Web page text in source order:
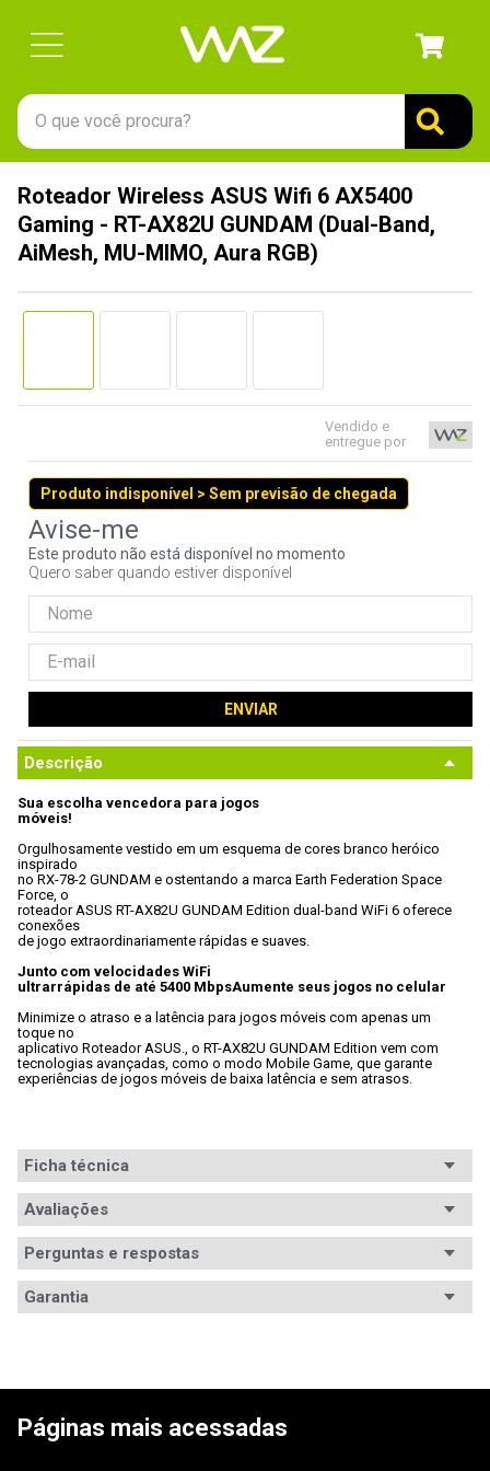
O que você procura?
Roteador Wireless ASUS Wifi 6 AX5400
Gaming - RT-AX82U GUNDAM (Dual-Band,
AiMesh, MU-MIMO, Aura RGB)
Vendido e
entregue por
Produto indisponível > Sem previsão de chegada
Este produto não está disponível no momento
Quero saber quando estiver disponível
ENVIAR
Descrição
Sua escolha vencedora para jogos
móveis!
Orgulhosamente vestido em um esquema de cores branco heróico
inspirado
no RX-78-2 GUNDAM e ostentando a marca Earth Federation Space
Force, o
roteador ASUS RT-AX82U GUNDAM Edition dual-band WiFi 6 oferece
conexões
de jogo extraordinariamente rápidas e suaves.
Junto com velocidades WiFi
ultrarrápidas de até 5400 MbpsAumente seus jogos no celular
Minimize o atraso e a latência para jogos móveis com apenas um
toque no
aplicativo Roteador ASUS., o RT-AX82U GUNDAM Edition vem com
tecnologias avançadas, como o modo Mobile Game, que garante
experiências de jogos móveis de baixa latência e sem atrasos.
Ficha técnica
Conteúdo da
embalagem
1x Cabo de rede
1x Adaptador de energia
1x Cartão de garantia
1x Guia de início rápido
Antena Externa Fixa
Criptografia
WPA, WPA2, WPA2-ENTERPRISE, WPA3-Personal,
Avaliações
Avaliações
ESCREVER AVALIAÇÃO
Perguntas e respostas
Garantia
maiores informações, entre em contato com o
Páginas mais acessadas
1 º
gabinete
2º
keychron
8º
controle
9º
fractal
10º ventoinha